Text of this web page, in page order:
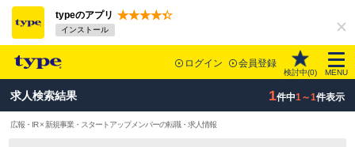
typeのアプリ
インストール
ログイン 会員登録
検討中(0) MENU
求人検索結果 1件中1～1件表示
広報・IR × 新規事業・スタートアップメンバーの転職・求人情報